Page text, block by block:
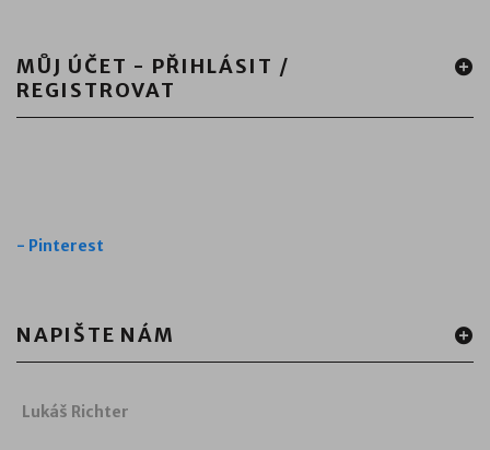
MŮJ ÚČET - PŘIHLÁSIT /
REGISTROVAT
- Pinterest
NAPIŠTE NÁM
Lukáš Richter